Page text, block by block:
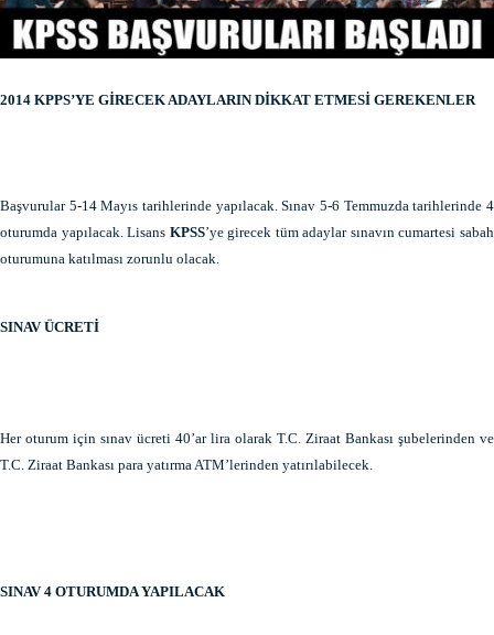
2014 KPPS’YE GİRECEK ADAYLARIN DİKKAT ETMESİ GEREKENLER
Başvurular 5-14 Mayıs tarihlerinde yapılacak. Sınav 5-6 Temmuzda tarihlerinde 4
oturumda yapılacak. Lisans KPSS’ye girecek tüm adaylar sınavın cumartesi sabah
oturumuna katılması zorunlu olacak.
SINAV ÜCRETİ
Her oturum için sınav ücreti 40’ar lira olarak T.C. Ziraat Bankası şubelerinden ve
T.C. Ziraat Bankası para yatırma ATM’lerinden yatırılabilecek.
SINAV 4 OTURUMDA YAPILACAK